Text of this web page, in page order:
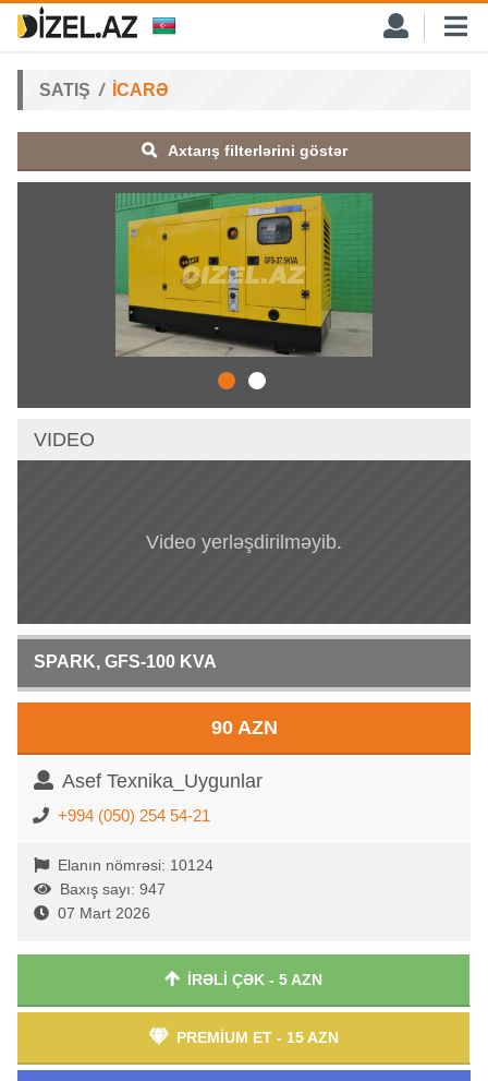
SATIŞ İCARƏ
Axtarış filterlərini göstər
VIDEO
Video yerləşdirilməyib.
SPARK, GFS-100 KVA
90 AZN
Asef Texnika_Uygunlar
+994 (050) 254 54-21
Elanın nömrəsi: 10124
Baxış sayı: 947
07 Mart 2026
İRƏLİ ÇƏK - 5 AZN
PREMİUM ET - 15 AZN